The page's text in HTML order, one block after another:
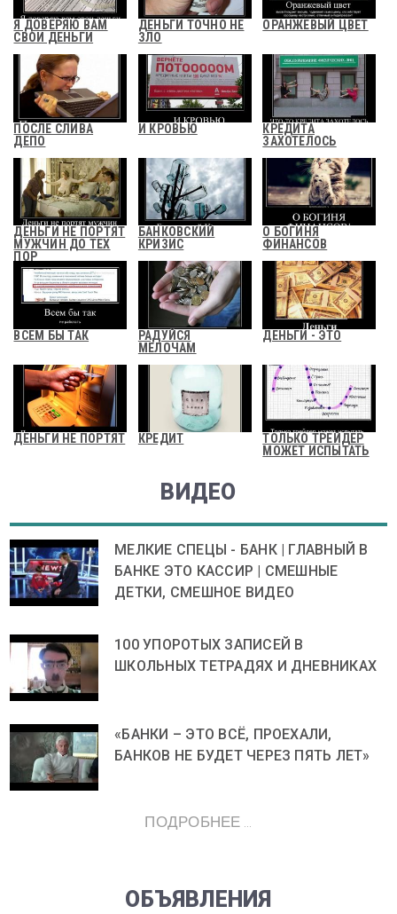
Я ДОВЕРЯЮ ВАМ
СВОИ ДЕНЬГИ
ДЕНЬГИ ТОЧНО НЕ
ЗЛО
ОРАНЖЕВЫЙ ЦВЕТ
ПОСЛЕ СЛИВА
ДЕПО
И КРОВЬЮ
КРЕДИТА
ЗАХОТЕЛОСЬ
ДЕНЬГИ НЕ ПОРТЯТ
МУЖЧИН ДО ТЕХ
ПОР
БАНКОВСКИЙ
КРИЗИС
О БОГИНЯ
ФИНАНСОВ
ВСЕМ БЫ ТАК
РАДУЙСЯ
МЕЛОЧАМ
ДЕНЬГИ - ЭТО
ДЕНЬГИ НЕ ПОРТЯТ КРЕДИТ
ТОЛЬКО ТРЕЙДЕР
МОЖЕТ ИСПЫТАТЬ
ВИДЕО
МЕЛКИЕ СПЕЦЫ - БАНК | ГЛАВНЫЙ В
БАНКЕ ЭТО КАССИР | СМЕШНЫЕ
ДЕТКИ, СМЕШНОЕ ВИДЕО
100 УПОРОТЫХ ЗАПИСЕЙ В
ШКОЛЬНЫХ ТЕТРАДЯХ И ДНЕВНИКАХ
«БАНКИ – ЭТО ВСЁ, ПРОЕХАЛИ,
БАНКОВ НЕ БУДЕТ ЧЕРЕЗ ПЯТЬ ЛЕТ»
ПОДРОБНЕЕ ...
ОБЪЯВЛЕНИЯ